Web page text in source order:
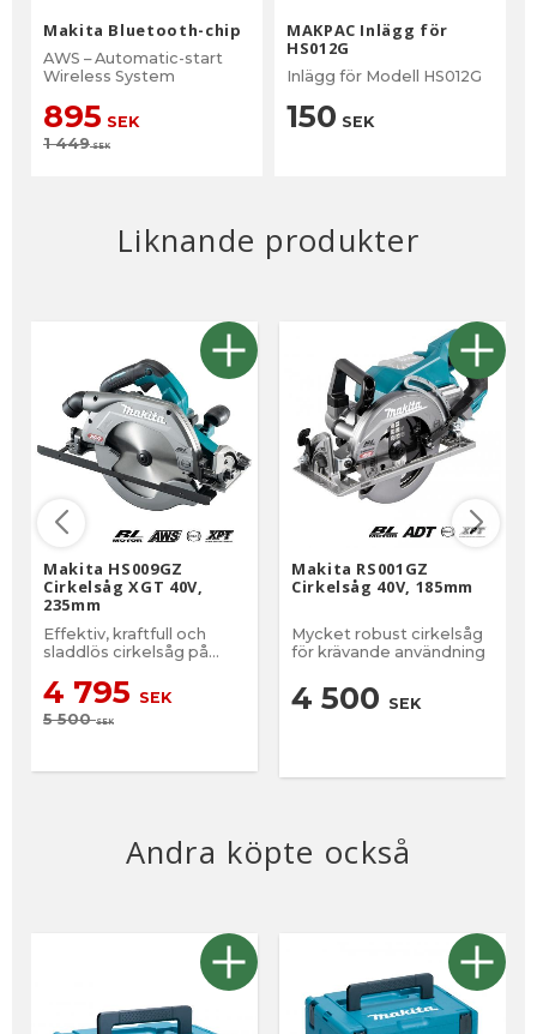
Makita Bluetooth-chip
AWS – Automatic-start
Wireless System
895 SEK
1 449SEK
MAKPAC Inlägg för
HS012G
Inlägg för Modell HS012G
150 SEK
Liknande produkter
Makita HS009GZ
Cirkelsåg XGT 40V,
235mm
Effektiv, kraftfull och
sladdlös cirkelsåg på
4 795 SEK
5 500SEK
Makita RS001GZ
Cirkelsåg 40V, 185mm
Mycket robust cirkelsåg
för krävande användning
4 500 SEK
Andra köpte också